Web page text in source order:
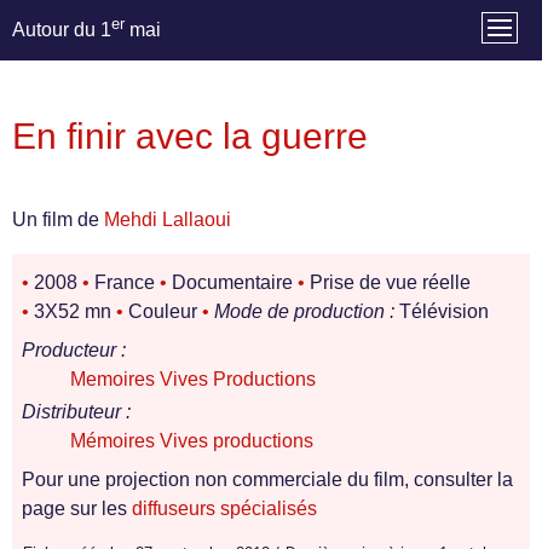
Autour du 1er mai
En finir avec la guerre
Un film de Mehdi Lallaoui
• 2008 • France • Documentaire • Prise de vue réelle
• 3X52 mn • Couleur • Mode de production : Télévision
Producteur :
Memoires Vives Productions
Distributeur :
Mémoires Vives productions
Pour une projection non commerciale du film, consulter la
page sur les diffuseurs spécialisés